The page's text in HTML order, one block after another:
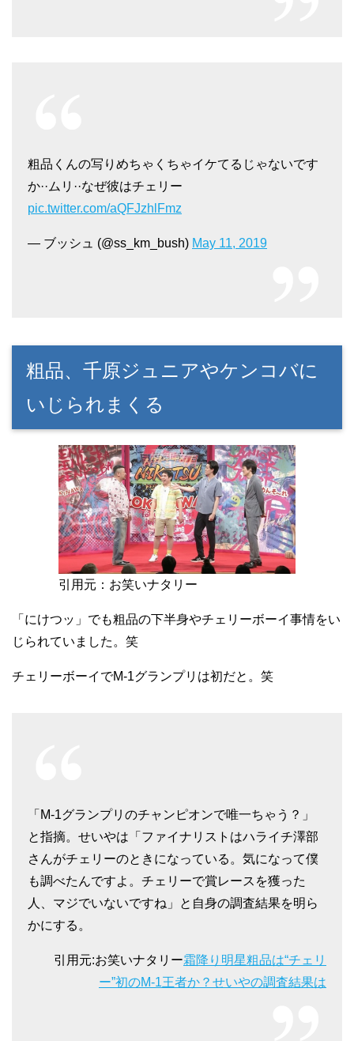
粗品くんの写りめちゃくちゃイケてるじゃないです
か··ムリ··なぜ彼はチェリー
pic.twitter.com/aQFJzhlFmz
— ブッシュ (@ss_km_bush) May 11, 2019
粗品、千原ジュニアやケンコバに
いじられまくる
引用元：お笑いナタリー
「にけつッ」でも粗品の下半身やチェリーボーイ事情をい
じられていました。笑
チェリーボーイでM-1グランプリは初だと。笑
「M-1グランプリのチャンピオンで唯一ちゃう？」
と指摘。せいやは「ファイナリストはハライチ澤部
さんがチェリーのときになっている。気になって僕
も調べたんですよ。チェリーで賞レースを獲った
人、マジでいないですね」と自身の調査結果を明ら
かにする。
引用元:お笑いナタリー霜降り明星粗品は“チェリ
ー”初のM-1王者か？せいやの調査結果は